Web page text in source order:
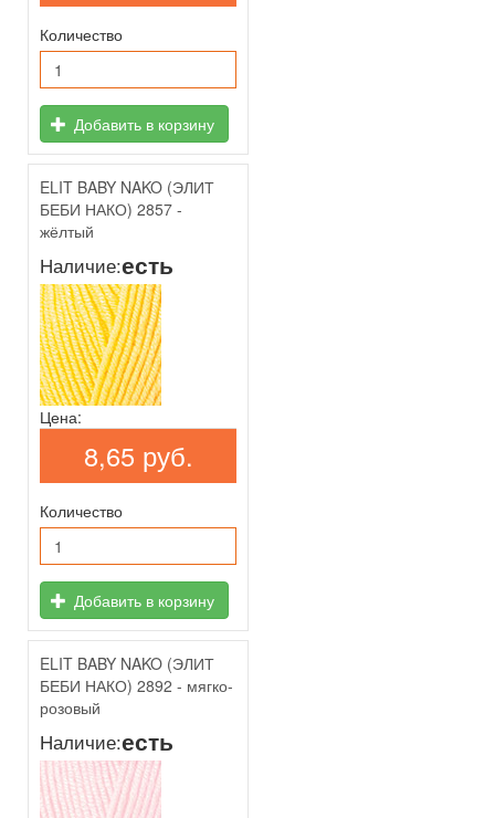
Количество
Добавить в корзину
ELIT BABY NAKO (ЭЛИТ
БЕБИ НАКО) 2857 -
жёлтый
Наличие:есть
Цена:
8,65 руб.
Количество
Добавить в корзину
ELIT BABY NAKO (ЭЛИТ
БЕБИ НАКО) 2892 - мягко-
розовый
Наличие:есть